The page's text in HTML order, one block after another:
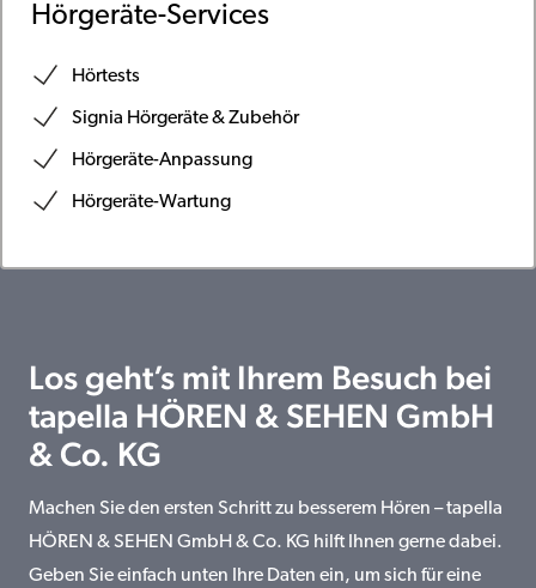
Hörgeräte-Services
Hörtests
Signia Hörgeräte & Zubehör
Hörgeräte-Anpassung
Hörgeräte-Wartung
Los geht’s mit Ihrem Besuch bei
tapella HÖREN & SEHEN GmbH
& Co. KG
Machen Sie den ersten Schritt zu besserem Hören – tapella
HÖREN & SEHEN GmbH & Co. KG hilft Ihnen gerne dabei.
Geben Sie einfach unten Ihre Daten ein, um sich für eine